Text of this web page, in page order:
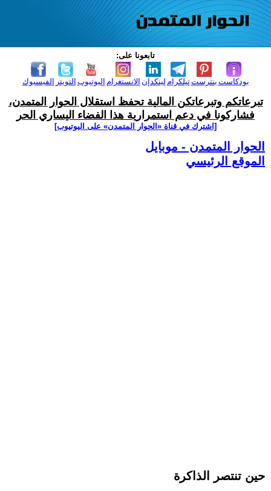
تابعونا على:
الفيسبوك التويتر اليوتيوب الانستغرام لينكدإن تيلكرامبنترست بودكاست
تبرعاتكم وتبرعاتكن المالية تحفظ استقلال الحوار المتمدن،
فشاركونا في دعم استمرارية هذا الفضاء اليساري الحر
[اشترك في قناة ‫«الحوار المتمدن» على اليوتيوب]
الحوار المتمدن - موبايل
الموقع الرئيسي
حين تنتصر الذاكرة